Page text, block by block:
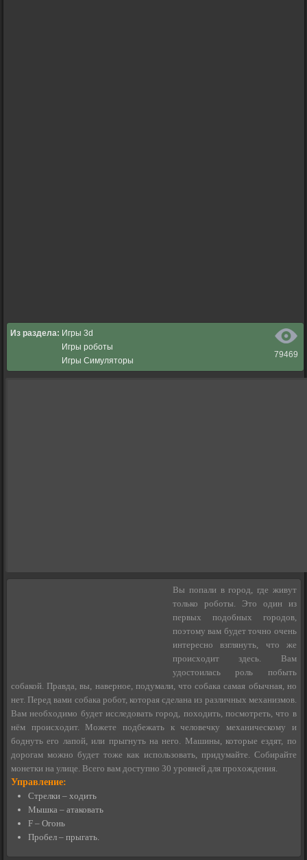
79469
Из раздела: Игры 3d
Игры роботы
Игры Симуляторы
Вы попали в город, где живут
только роботы. Это один из
первых подобных городов,
поэтому вам будет точно очень
интересно взглянуть, что же
происходит здесь. Вам
удостоилась роль побыть
собакой. Правда, вы, наверное, подумали, что собака самая обычная, но
нет. Перед вами собака робот, которая сделана из различных механизмов.
Вам необходимо будет исследовать город, походить, посмотреть, что в
нём происходит. Можете подбежать к человечку механическому и
боднуть его лапой, или прыгнуть на него. Машины, которые ездят, по
дорогам можно будет тоже как использовать, придумайте. Собирайте
монетки на улице. Всего вам доступно 30 уровней для прохождения.
Управление:
Стрелки – ходить
Мышка – атаковать
F – Огонь
Пробел – прыгать.